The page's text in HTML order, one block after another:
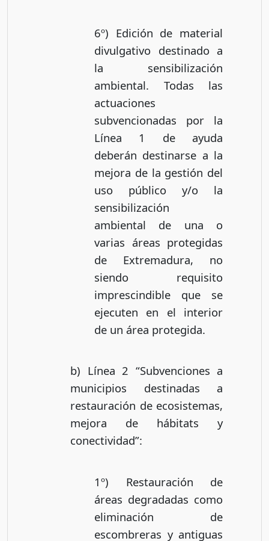
6º) Edición de material
divulgativo destinado a
la sensibilización
ambiental. Todas las
actuaciones
subvencionadas por la
Línea 1 de ayuda
deberán destinarse a la
mejora de la gestión del
uso público y/o la
sensibilización
ambiental de una o
varias áreas protegidas
de Extremadura, no
siendo requisito
imprescindible que se
ejecuten en el interior
de un área protegida.
b) Línea 2 “Subvenciones a
municipios destinadas a
restauración de ecosistemas,
mejora de hábitats y
conectividad”:
1º) Restauración de
áreas degradadas como
eliminación de
escombreras y antiguas